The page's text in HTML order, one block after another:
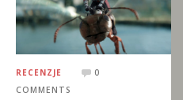
RECENZJE
0
COMMENTS